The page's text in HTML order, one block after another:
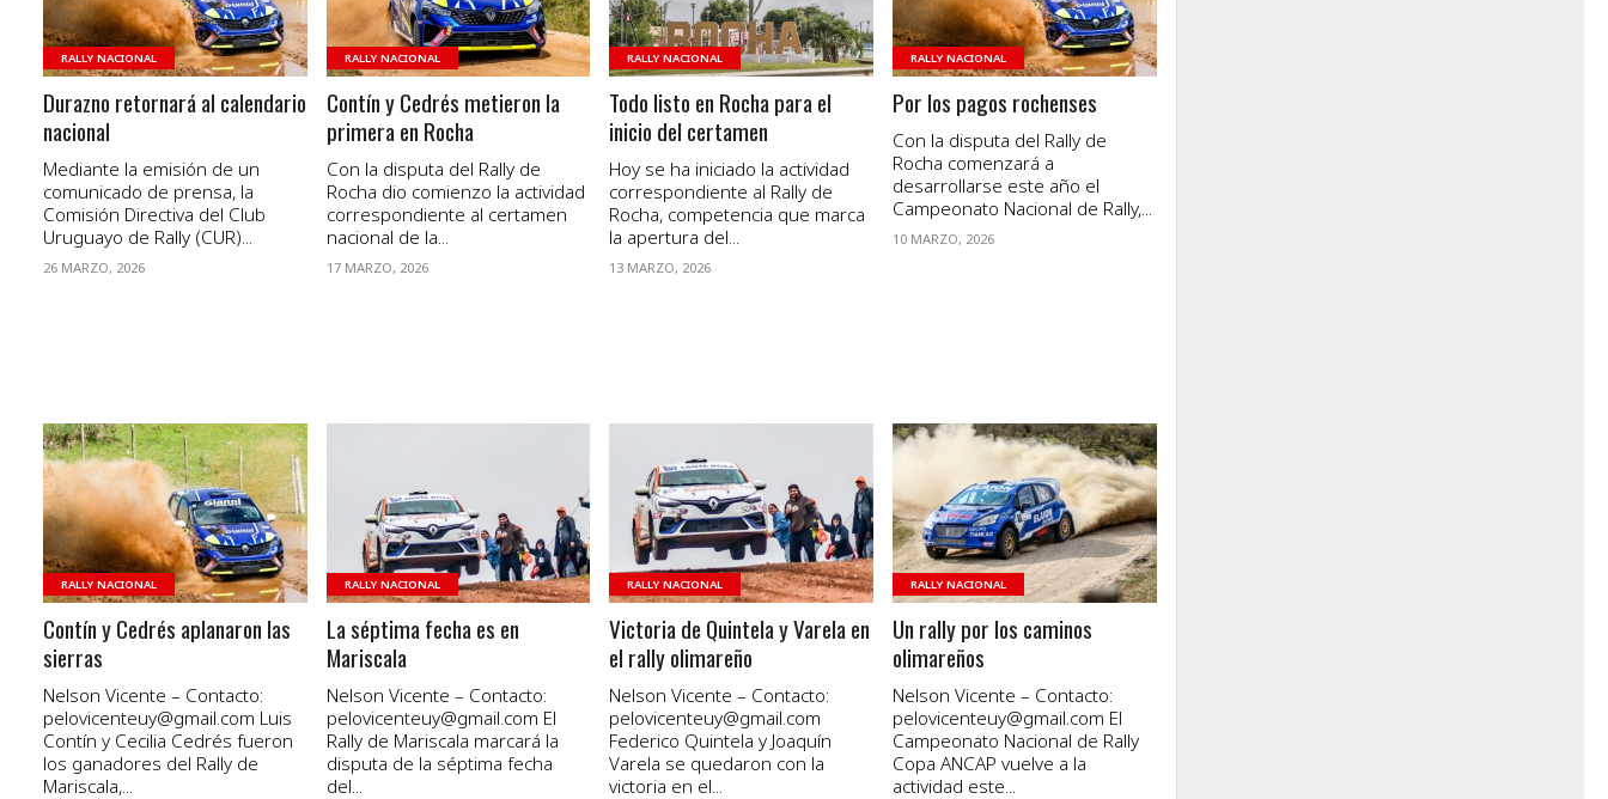
RALLY NACIONAL
Durazno retornará al calendario
nacional
Mediante la emisión de un
comunicado de prensa, la
Comisión Directiva del Club
Uruguayo de Rally (CUR)...
26 MARZO, 2026
RALLY NACIONAL
Contín y Cedrés metieron la
primera en Rocha
Con la disputa del Rally de
Rocha dio comienzo la actividad
correspondiente al certamen
nacional de la...
17 MARZO, 2026
RALLY NACIONAL
Todo listo en Rocha para el
inicio del certamen
Hoy se ha iniciado la actividad
correspondiente al Rally de
Rocha, competencia que marca
la apertura del...
13 MARZO, 2026
RALLY NACIONAL
Por los pagos rochenses
Con la disputa del Rally de
Rocha comenzará a
desarrollarse este año el
Campeonato Nacional de Rally,...
10 MARZO, 2026
VER NOTA
RALLY NACIONAL
Contín y Cedrés aplanaron las
sierras
Nelson Vicente – Contacto:
pelovicenteuy@gmail.com Luis
Contín y Cecilia Cedrés fueron
los ganadores del Rally de
Mariscala,...
VER NOTA
RALLY NACIONAL
La séptima fecha es en
Mariscala
Nelson Vicente – Contacto:
pelovicenteuy@gmail.com El
Rally de Mariscala marcará la
disputa de la séptima fecha
del...
VER NOTA
RALLY NACIONAL
Victoria de Quintela y Varela en
el rally olimareño
Nelson Vicente – Contacto:
pelovicenteuy@gmail.com
Federico Quintela y Joaquín
Varela se quedaron con la
victoria en el...
VER NOTA
RALLY NACIONAL
Un rally por los caminos
olimareños
Nelson Vicente – Contacto:
pelovicenteuy@gmail.com El
Campeonato Nacional de Rally
Copa ANCAP vuelve a la
actividad este...